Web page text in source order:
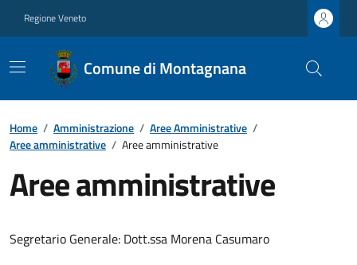
Regione Veneto
Comune di Montagnana
Home / Amministrazione / Aree Amministrative /
Aree amministrative / Aree amministrative
Aree amministrative
Segretario Generale: Dott.ssa Morena Casumaro